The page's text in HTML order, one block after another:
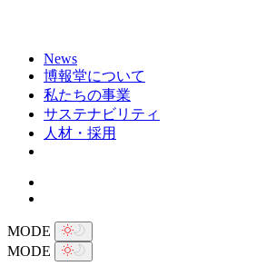
News
博報堂について
私たちの事業
サステナビリティ
人材・採用
MODE
MODE